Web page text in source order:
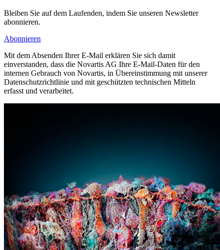
Bleiben Sie auf dem Laufenden, indem Sie unseren Newsletter
abonnieren.
Abonnieren
Mit dem Absenden Ihrer E-Mail erklären Sie sich damit
einverstanden, dass die Novartis AG Ihre E-Mail-Daten für den
internen Gebrauch von Novartis, in Übereinstimmung mit unserer
Datenschutzrichtlinie und mit geschützten technischen Mitteln
erfasst und verarbeitet.